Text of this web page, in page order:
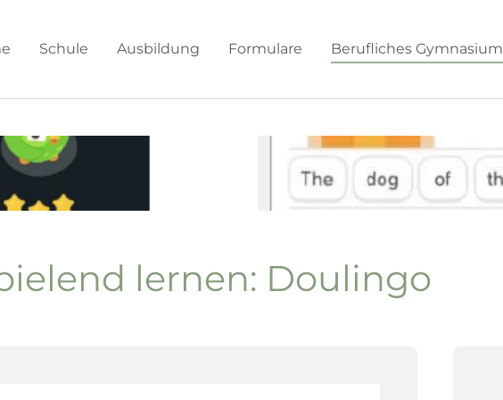
Schule Ausbildung Formulare Berufliches Gymnasium
lernen: Doulingo